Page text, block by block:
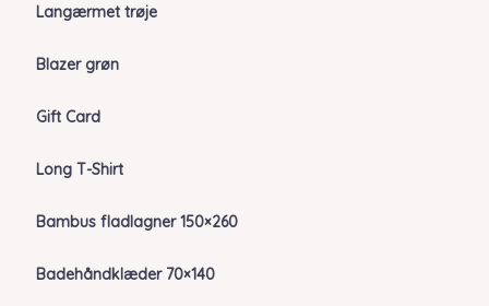
Langærmet trøje
Blazer grøn
Gift Card
Long T-Shirt
Bambus fladlagner 150×260
Badehåndklæder 70×140